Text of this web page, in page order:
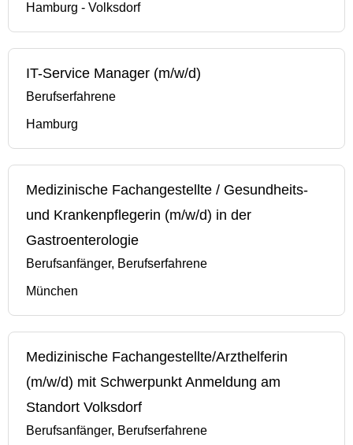
Hamburg - Volksdorf
IT-Service Manager (m/w/d)
Berufserfahrene
Hamburg
Medizinische Fachangestellte / Gesundheits-
und Krankenpflegerin (m/w/d) in der
Gastroenterologie
Berufsanfänger, Berufserfahrene
München
Medizinische Fachangestellte/Arzthelferin
(m/w/d) mit Schwerpunkt Anmeldung am
Standort Volksdorf
Berufsanfänger, Berufserfahrene